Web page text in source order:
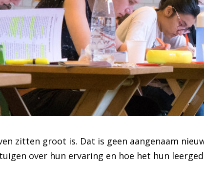
zitten groot is. Dat is geen aangenaam
over hun ervaring en hoe het hun